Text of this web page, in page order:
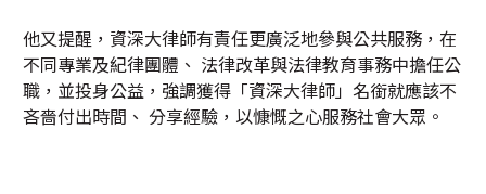
他又提醒，資深大律師有責任更廣泛地參與公共服務，在
不同專業及紀律團體、 法律改革與法律教育事務中擔任公
職，並投身公益，強調獲得「資深大律師」名銜就應該不
吝嗇付出時間、 分享經驗，以慷慨之心服務社會大眾。